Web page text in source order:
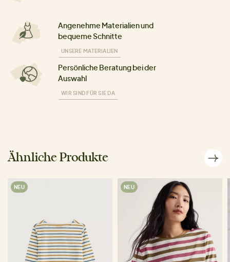
Angenehme Materialien und
bequeme Schnitte
UNSERE MATERIALIEN
Persönliche Beratung bei der
Auswahl
WIR SIND FÜR SIE DA
Ähnliche Produkte
NEU NEU